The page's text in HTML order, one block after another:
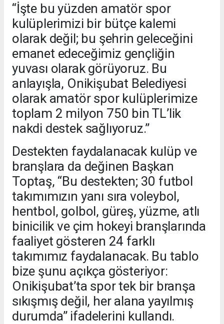
“İşte bu yüzden amatör spor
kulüplerimizi bir bütçe kalemi
olarak değil; bu şehrin geleceğini
emanet edeceğimiz gençliğin
yuvası olarak görüyoruz. Bu
anlayışla, Onikişubat Belediyesi
olarak amatör spor kulüplerimize
toplam 2 milyon 750 bin TL’lik
nakdi destek sağlıyoruz.”
Destekten faydalanacak kulüp ve
branşlara da değinen Başkan
Toptaş, “Bu destekten; 30 futbol
takımımızın yanı sıra voleybol,
hentbol, golbol, güreş, yüzme, atlı
binicilik ve çim hokeyi branşlarında
faaliyet gösteren 24 farklı
takımımız faydalanacak. Bu tablo
bize şunu açıkça gösteriyor:
Onikişubat’ta spor tek bir branşa
sıkışmış değil, her alana yayılmış
durumda” ifadelerini kullandı.